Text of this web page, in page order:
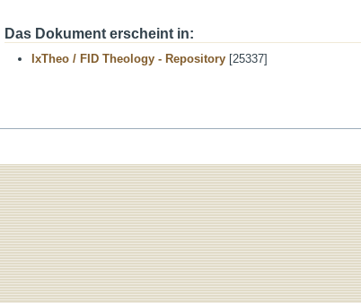
Das Dokument erscheint in:
IxTheo / FID Theology - Repository [25337]